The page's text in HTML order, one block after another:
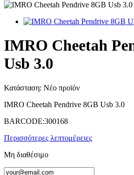
IMRO Cheetah
Usb 3.0
Κατάσταση: Νέο προϊόν
IMRO Cheetah Pendrive 8GB Usb 3.0
BARCODE:300168
Περισσότερες λεπτομέρειες
Μη διαθέσιμο